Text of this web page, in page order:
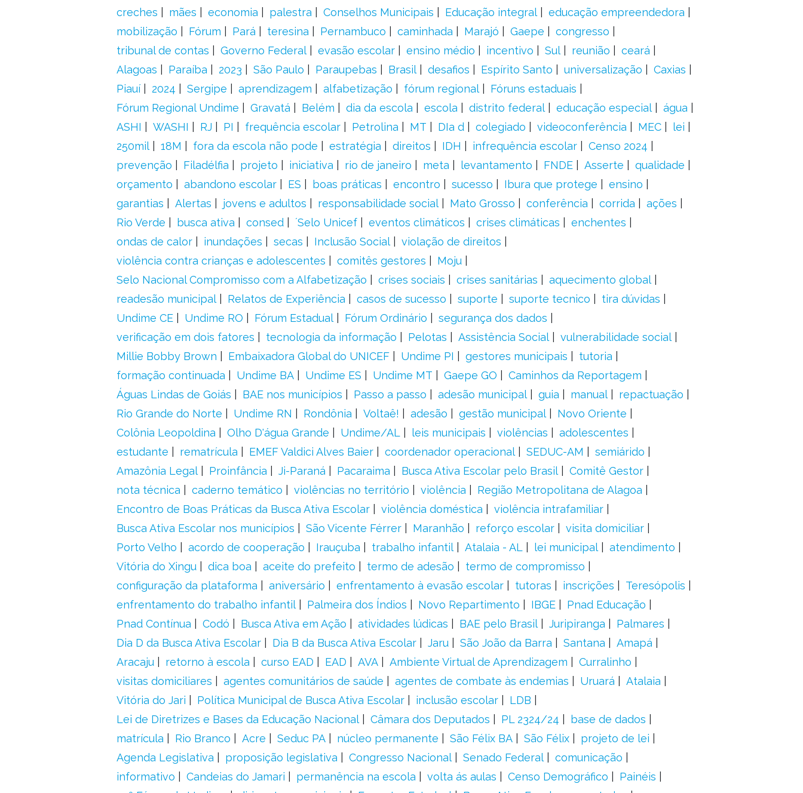
creches
mães economia palestra Conselhos Municipais Educação integral
educação empreendedora
mobilização
Fórum Pará teresina Pernambuco caminhada Marajó Gaepe
congresso
tribunal de contas
Governo Federal evasão escolar ensino médio incentivo Sul reunião
ceará
Alagoas
Paraíba 2023 São Paulo Paraupebas Brasil desafios Espírito Santo universalização
Caxias
Piauí
2024 Sergipe aprendizagem alfabetização fórum regional
Fóruns estaduais
Fórum Regional Undime
Gravatá Belém dia da escola escola distrito federal educação especial
água
ASHI
WASHI RJ PI frequência escolar Petrolina MT DIa d colegiado videoconferência MEC
lei
250mil
18M fora da escola não pode estratégia direitos IDH infrequência escolar
Censo 2024
prevenção
Filadélfia projeto iniciativa rio de janeiro meta levantamento FNDE Asserte
qualidade
orçamento
abandono escolar ES boas práticas encontro sucesso Ibura que protege
ensino
garantias
Alertas jovens e adultos responsabilidade social Mato Grosso conferência corrida
ações
Rio Verde
busca ativa consed ´Selo Unicef eventos climáticos crises climáticas
enchentes
ondas de calor
inundações secas Inclusão Social
violação de direitos
violência contra crianças e adolescentes
comitês gestores
Moju
Selo Nacional Compromisso com a Alfabetização
crises sociais crises sanitárias
aquecimento global
readesão municipal
Relatos de Experiência casos de sucesso suporte suporte tecnico
tira dúvidas
Undime CE
Undime RO Fórum Estadual Fórum Ordinário
segurança dos dados
verificação em dois fatores
tecnologia da informação Pelotas Assistência Social
vulnerabilidade social
Millie Bobby Brown
Embaixadora Global do UNICEF Undime PI gestores municipais
tutoria
formação continuada
Undime BA Undime ES Undime MT Gaepe GO
Caminhos da Reportagem
Águas Lindas de Goiás
BAE nos municípios Passo a passo adesão municipal guia manual
repactuação
Rio Grande do Norte
Undime RN Rondônia Voltaê! adesão gestão municipal
Novo Oriente
Colônia Leopoldina
Olho D'água Grande Undime/AL leis municipais violências
adolescentes
estudante
rematrícula EMEF Valdici Alves Baier coordenador operacional SEDUC-AM
semiárido
Amazônia Legal
Proinfância Ji-Paraná Pacaraima Busca Ativa Escolar pelo Brasil
Comitê Gestor
nota técnica
caderno temático violências no território violência
Região Metropolitana de Alagoa
Encontro de Boas Práticas da Busca Ativa Escolar
violência doméstica
violência intrafamiliar
Busca Ativa Escolar nos municípios
São Vicente Férrer Maranhão reforço escolar
visita domiciliar
Porto Velho
acordo de cooperação Irauçuba trabalho infantil Atalaia - AL lei municipal
atendimento
Vitória do Xingu
dica boa aceite do prefeito termo de adesão
termo de compromisso
configuração da plataforma
aniversário enfrentamento à evasão escolar tutoras inscrições
Teresópolis
enfrentamento do trabalho infantil
Palmeira dos Índios Novo Repartimento IBGE
Pnad Educação
Pnad Contínua
Codó Busca Ativa em Ação atividades lúdicas BAE pelo Brasil Juripiranga
Palmares
Dia D da Busca Ativa Escolar
Dia B da Busca Ativa Escolar Jaru São João da Barra Santana
Amapá
Aracaju
retorno à escola curso EAD EAD AVA Ambiente Virtual de Aprendizagem
Curralinho
visitas domiciliares
agentes comunitários de saúde agentes de combate às endemias Uruará
Atalaia
Vitória do Jari
Política Municipal de Busca Ativa Escolar inclusão escolar
LDB
Lei de Diretrizes e Bases da Educação Nacional
Câmara dos Deputados PL 2324/24
base de dados
matrícula
Rio Branco Acre Seduc PA núcleo permanente São Félix BA São Félix
projeto de lei
Agenda Legislativa
proposição legislativa Congresso Nacional Senado Federal
comunicação
informativo
Candeias do Jamari permanência na escola volta ás aulas Censo Demográfico
Painéis